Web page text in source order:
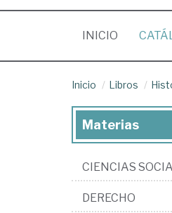
INICIO
Inicio Libros
Materias
CIENCIAS
DERECHO